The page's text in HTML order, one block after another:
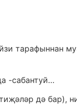
тарафыннан
-сабантуй…
дә бар),